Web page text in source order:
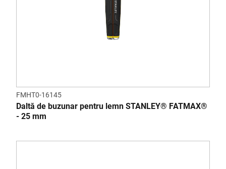
FMHT0-16145
Daltă de buzunar pentru lemn STANLEY® FATMAX®
- 25 mm